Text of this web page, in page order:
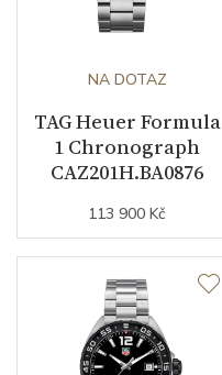
NA DOTAZ
TAG Heuer Formula
1 Chronograph
CAZ201H.BA0876
113 900 Kč